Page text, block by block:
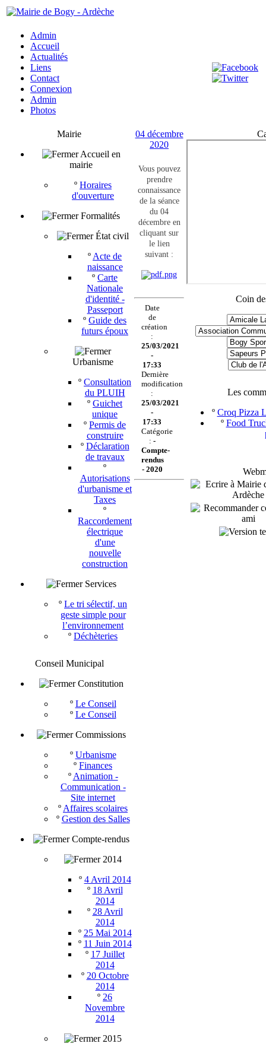
Admin
Accueil
Actualités
Liens
Contact
Connexion
Admin
Photos
Mairie
Accueil en
mairie
º Horaires
d'ouverture
Formalités
État civil
º Acte de
naissance
º Carte
Nationale
d'identité -
Passeport
º Guide des
futurs époux
Urbanisme
º Consultation
du PLUIH
º Guichet
unique
º Permis de
construire
º Déclaration
de travaux
º
Autorisations
d'urbanisme et
Taxes
º
Raccordement
électrique
d'une
nouvelle
construction
Services
º Le tri sélectif, un
geste simple pour
l’environnement
º Déchèteries
Conseil Municipal
Constitution
º Le Conseil
º Le Conseil
Commissions
º Urbanisme
º Finances
º Animation -
Communication -
Site internet
º Affaires scolaires
º Gestion des Salles
Compte-rendus
2014
º 4 Avril 2014
º 18 Avril
2014
º 28 Avril
2014
º 25 Mai 2014
º 11 Juin 2014
º 17 Juillet
2014
º 20 Octobre
2014
º 26
Novembre
2014
2015
04 décembre
2020
Vous pouvez
prendre
connaissance
de la séance
du 04
décembre en
cliquant sur
le lien
suivant :
Date
de
création
:
25/03/2021
-
17:33
Dernière
modification
:
25/03/2021
-
17:33
Catégorie
: -
Compte-
rendus
- 2020
Coin
Les
º Croq Pizza
º Food